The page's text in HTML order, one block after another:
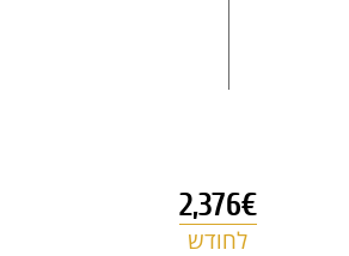
2,376€
לחודש